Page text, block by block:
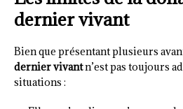
dernier vivant
Bien que présentant plusieurs
dernier vivantn’est pas toujours
situations :